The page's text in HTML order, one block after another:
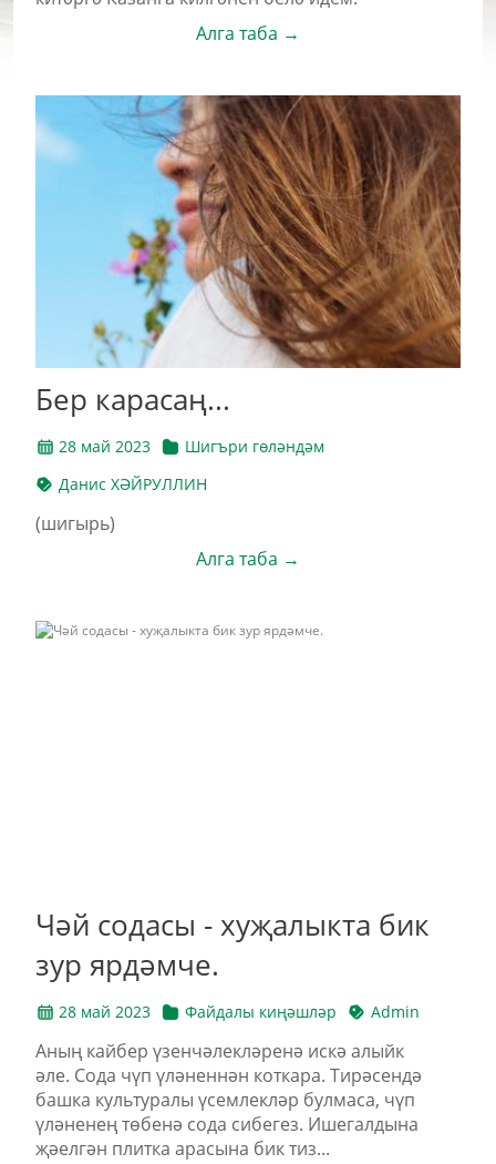
Алга таба →
Бер карасаң...
28 май 2023
Шигъри гөләндәм
Данис ХӘЙРУЛЛИН
(шигырь)
Алга таба →
Чәй содасы - хуҗалыкта бик
зур ярдәмче.
28 май 2023 Файдалы киңәшләр Admin
Аның кайбер үзенчәлекләренә искә алыйк
әле. Сода чүп үләненнән коткара. Тирәсендә
башка культуралы үсемлекләр булмаса, чүп
үләненең төбенә сода сибегез. Ишегалдына
җәелгән плитка арасына бик тиз...